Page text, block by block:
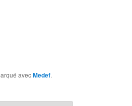
avecMedef.